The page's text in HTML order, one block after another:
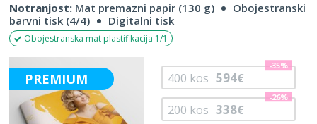
Notranjost: Mat premazni papir (130 g)
Obojestranski
barvni tisk (4/4)
Digitalni tisk
Obojestranska mat plastifikacija 1/1
PREMIUM
200 kos 338€
-26%
400 kos 594€
-35%